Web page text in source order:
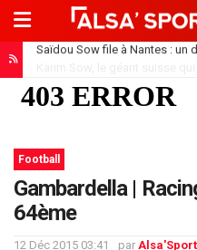
Saïdou Sow file à Nantes :
Karim Sow, le géant suisse
Football
Gambardella |
64ème
12 Déc 2015 03:41 par